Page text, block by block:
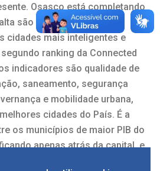
Osasco está completando
são bons motivos pra
cidades mais inteligentes e
ranking da Connected
indicadores são qualidade de
saneamento, segurança
e mobilidade urbana,
cidades do País. É a
os municípios de maior PIB do
apenas atrás da capital, e
O município é o celeiro das